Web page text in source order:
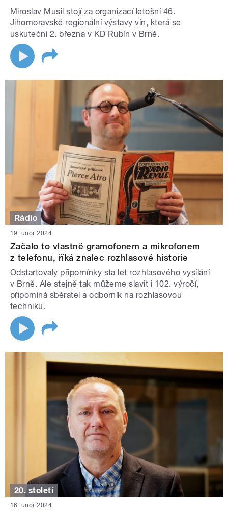
Miroslav Musil stojí za organizací letošní 46.
Jihomoravské regionální výstavy vín, která se
uskuteční 2. března v KD Rubín v Brně.
Rádio
19. únor 2024
Začalo to vlastně gramofonem a mikrofonem
z telefonu, říká znalec rozhlasové historie
Odstartovaly připomínky sta let rozhlasového vysílání
v Brně. Ale stejně tak můžeme slavit i 102. výročí,
připomíná sběratel a odborník na rozhlasovou
techniku.
20. století
16. únor 2024